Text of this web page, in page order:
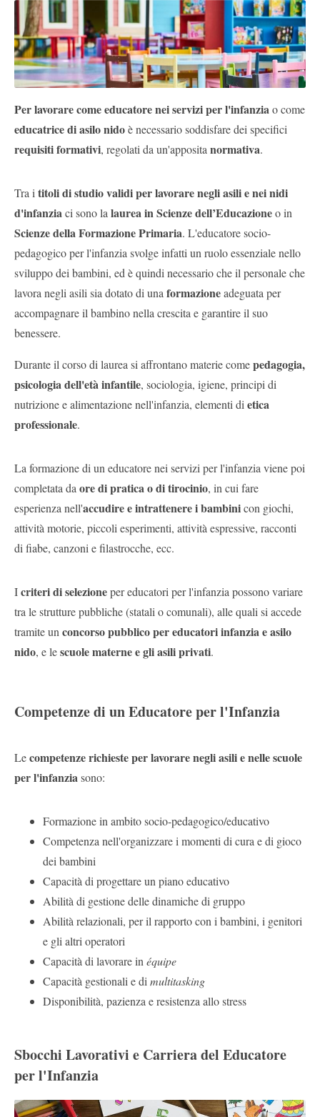
Per lavorare come educatore nei servizi per l'infanzia o come
educatrice di asilo nidoè necessario soddisfare dei specifici
requisiti formativi, regolati da un'apposita normativa.
Tra i titoli di studio validi per lavorare negli asili e nei nidi
d'infanzia ci sono la laurea in Scienze dell’Educazioneo in
Scienze della Formazione Primaria. L'educatore socio-
pedagogico per l'infanzia svolge infatti un ruolo essenziale nello
sviluppo dei bambini, ed è quindi necessario che il personale che
lavora negli asili sia dotato di una formazioneadeguata per
accompagnare il bambino nella crescita e garantire il suo
benessere.
Durante il corso di laurea si affrontano materie comepedagogia,
psicologia dell'età infantile, sociologia, igiene, principi di
nutrizione e alimentazione nell'infanzia, elementi di etica
professionale.
La formazione di un educatore nei servizi per l'infanzia viene poi
completata da ore di pratica o di tirocinio, in cui fare
esperienza nell'accudire e intrattenere i bambinicon giochi,
attività motorie, piccoli esperimenti, attività espressive, racconti
di fiabe, canzoni e filastrocche, ecc.
Icriteri di selezioneper educatori per l'infanzia possono variare
tra le strutture pubbliche (statali o comunali), alle quali si accede
tramite un concorso pubblico per educatori infanzia e asilo
nido, e lescuole materne e gli asili privati.
Competenze di un Educatore per l'Infanzia
Lecompetenze richieste per lavorare negli asili e nelle scuole
per l'infanzia sono:
Formazione in ambito socio-pedagogico/educativo
Competenza nell'organizzare i momenti di cura e di gioco
dei bambini
Capacità di progettare un piano educativo
Abilità di gestione delle dinamiche di gruppo
Abilità relazionali, per il rapporto con i bambini, i genitori
e gli altri operatori
Capacità di lavorare in équipe
Capacità gestionali e di multitasking
Disponibilità, pazienza e resistenza allo stress
Sbocchi Lavorativi e Carriera del Educatore
per l'Infanzia